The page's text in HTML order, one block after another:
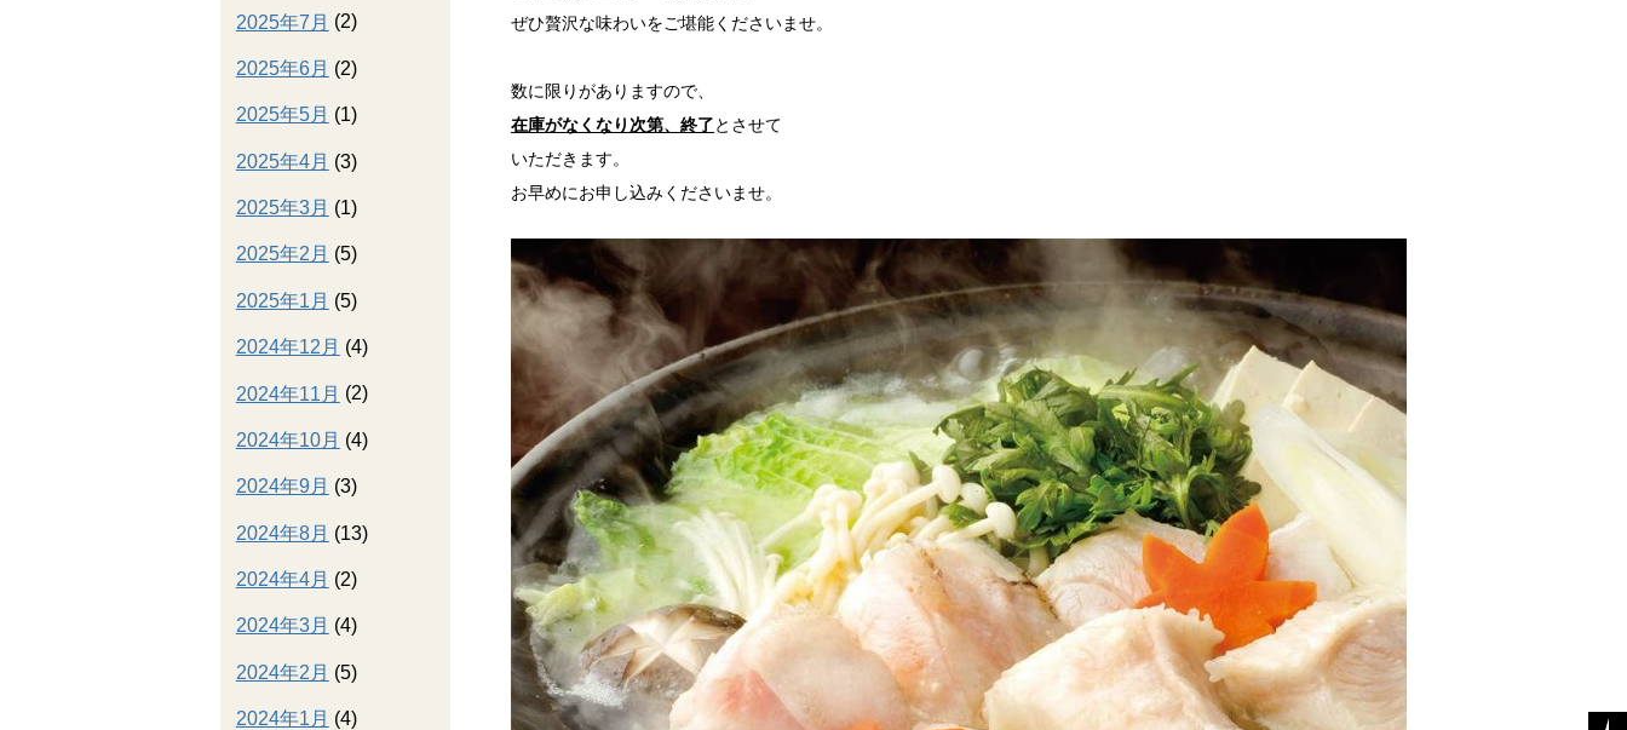
ぜひ贅沢な味わいをご堪能くださいませ。
数に限りがありますので、
在庫がなくなり次第、終了とさせて
いただきます。
お早めにお申し込みくださいませ。
2025年7月 (2)
2025年6月 (2)
2025年5月 (1)
2025年4月 (3)
2025年3月 (1)
2025年2月 (5)
2025年1月 (5)
2024年12月 (4)
2024年11月 (2)
2024年10月 (4)
2024年9月 (3)
2024年8月 (13)
2024年4月 (2)
2024年3月 (4)
2024年2月 (5)
2024年1月 (4)